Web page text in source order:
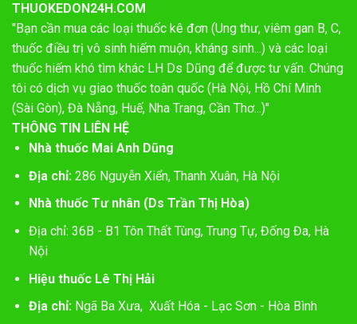
THUOKEDON24H.COM
"Bạn cần mua các loại thuốc kê đơn (Ung thư, viêm gan B, C,
thuốc điều trị vô sinh hiếm muộn, kháng sinh...) và các loại
thuốc hiếm khó tìm khác LH Ds Dũng để được tư vấn. Chúng
tôi có dịch vụ giao thuốc toàn quốc (Hà Nội, Hồ Chí Minh
(Sài Gòn), Đà Nẵng, Huế, Nha Trang, Cần Thơ...)"
THÔNG TIN LIÊN HỆ
Nhà thuốc Mai Anh Dũng
Địa chỉ:286 Nguyễn Xiển, Thanh Xuân, Hà Nội
Nhà thuốc Tư nhân (Ds Trần Thị Hòa)
Địa chỉ: 36B - B1 Tôn Thất Tùng, Trung Tự, Đống Đa, Hà
Nội
Hiệu thuốc Lê Thị Hải
Địa chỉ: Ngã Ba Xưa, Xuất Hóa - Lạc Sơn - Hòa Bình